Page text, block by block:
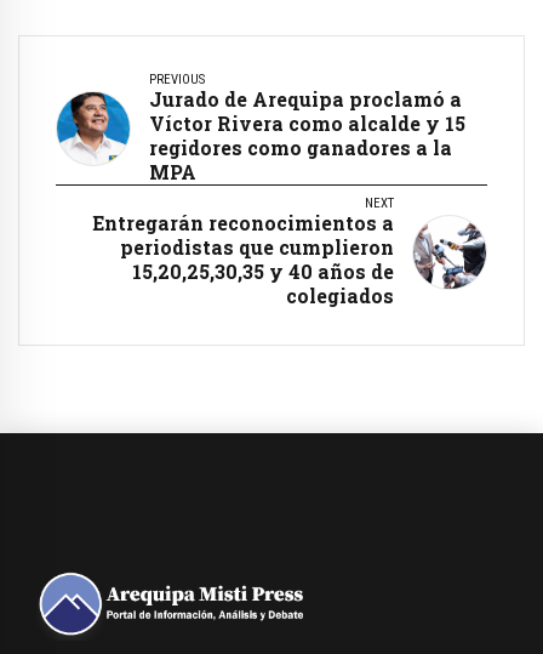
PREVIOUS
Jurado de Arequipa proclamó a
Víctor Rivera como alcalde y 15
regidores como ganadores a la
MPA
NEXT
Entregarán reconocimientos a
periodistas que cumplieron
15,20,25,30,35 y 40 años de
colegiados